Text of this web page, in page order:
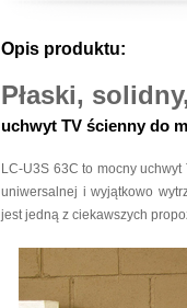
Opis produktu:
Płaski,
uchwyt TV ścienny do
LC-U3S 63C to mocny
uniwersalnej i wyjątkowo
jest jedną z ciekawszych